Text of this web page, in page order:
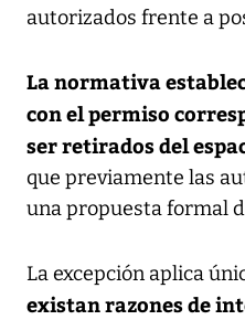
autorizados frente a
La normativa
con el permiso
ser retirados del
que previamente las
una propuesta formal
La excepción aplica
existan razones de